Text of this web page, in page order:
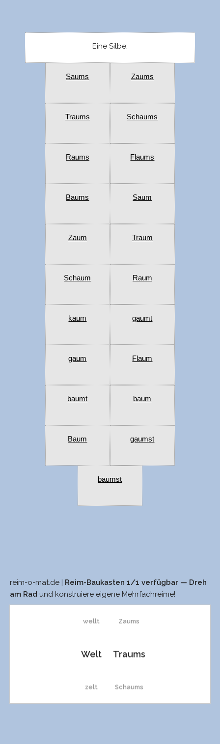
Eine Silbe:
Saums Zaums
Traums Schaums
Raums Flaums
Baums Saum
Zaum Traum
Schaum Raum
kaum gaumt
gaum Flaum
baumt baum
Baum gaumst
baumst
reim-o-mat.de |
Reim-Baukasten 1/1 verfügbar — Dreh
am Rad und konstruiere eigene Mehrfachreime!
wellt
Welt
zelt
Zaums
Traums
Schaums